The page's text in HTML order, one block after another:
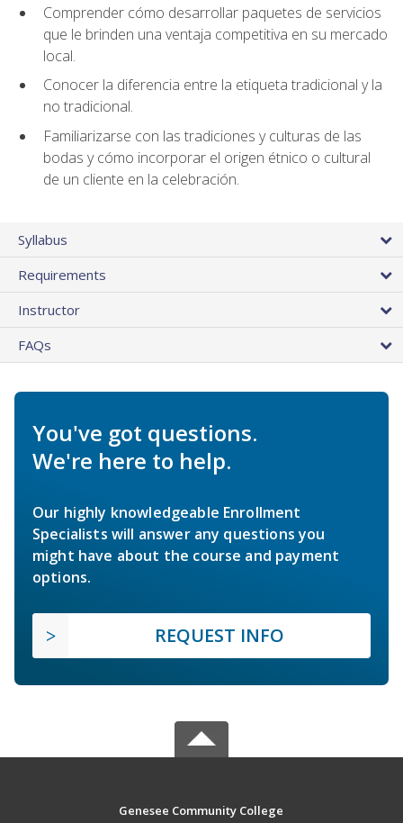
Comprender cómo desarrollar paquetes de servicios
que le brinden una ventaja competitiva en su mercado
local.
Conocer la diferencia entre la etiqueta tradicional y la
no tradicional.
Familiarizarse con las tradiciones y culturas de las
bodas y cómo incorporar el origen étnico o cultural
de un cliente en la celebración.
Syllabus
Requirements
Instructor
FAQs
You've got questions.
We're here to help.
Our highly knowledgeable Enrollment
Specialists will answer any questions you
might have about the course and payment
options.
REQUEST INFO
Genesee Community College